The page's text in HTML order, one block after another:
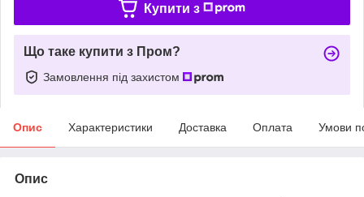
Купити з
Що таке купити з Пром?
Замовлення під захистом
Опис Характеристики Доставка Оплата Умови
Опис